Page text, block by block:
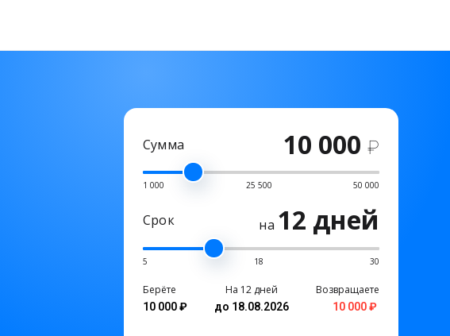
Сумма 10 000 ₽
1 000 25 500 50 000
Срок на 12 дней
5 18 30
Берёте
10 000 ₽
На 12 дней
до 18.08.2026
Возвращаете
10 000 ₽